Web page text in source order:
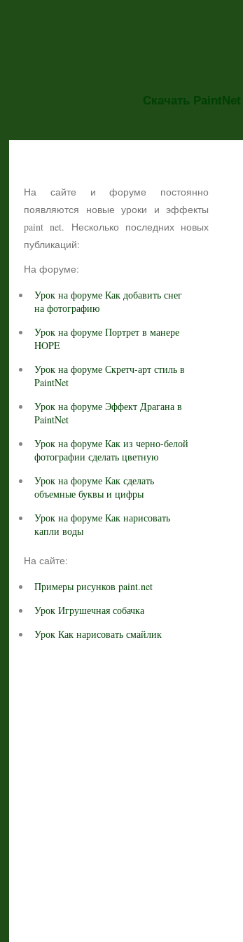
Скачать PaintNet
На сайте и форуме постоянно
появляются новые уроки и эффекты
paint net. Несколько последних новых
публикаций:
На форуме:
Урок на форуме Как добавить снег
на фотографию
Урок на форуме Портрет в манере
HOPE
Урок на форуме Скретч-арт стиль в
PaintNet
Урок на форуме Эффект Драгана в
PaintNet
Урок на форуме Как из черно-белой
фотографии сделать цветную
Урок на форуме Как сделать
объемные буквы и цифры
Урок на форуме Как нарисовать
капли воды
На сайте:
Примеры рисунков paint.net
Урок Игрушечная собачка
Урок Как нарисовать смайлик